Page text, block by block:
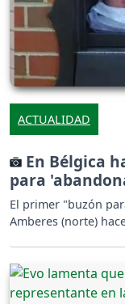
ACTUALIDAD
En Bélgica
para
El primer "buzón
Amberes (norte)